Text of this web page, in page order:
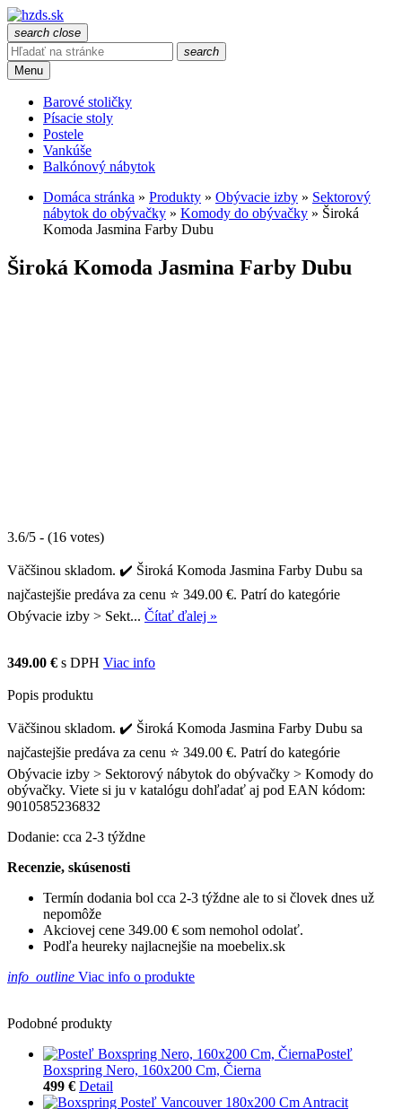
search close
search
Menu
Barové stoličky
Písacie stoly
Postele
Vankúše
Balkónový nábytok
Domáca stránka » Produkty » Obývacie izby » Sektorový
nábytok do obývačky » Komody do obývačky » Široká
Komoda Jasmina Farby Dubu
Široká Komoda Jasmina Farby Dubu
3.6/5 - (16 votes)
Väčšinou skladom. ✔️ Široká Komoda Jasmina Farby Dubu sa
najčastejšie predáva za cenu ⭐ 349.00 €. Patrí do kategórie
Obývacie izby > Sekt... Čítať ďalej »
349.00 € s DPH Viac info
Popis produktu
Väčšinou skladom. ✔️ Široká Komoda Jasmina Farby Dubu sa
najčastejšie predáva za cenu ⭐ 349.00 €. Patrí do kategórie
Obývacie izby > Sektorový nábytok do obývačky > Komody do
obývačky. Viete si ju v katalógu dohľadať aj pod EAN kódom:
9010585236832
Dodanie: cca 2-3 týždne
Recenzie, skúsenosti
Termín dodania bol cca 2-3 týždne ale to si človek dnes už
nepomôže
Akciovej cene 349.00 € som nemohol odolať.
Podľa heureky najlacnejšie na moebelix.sk
info_outline Viac info o produkte
Podobné produkty
Posteľ
Boxspring Nero, 160x200 Cm, Čierna
499 € Detail